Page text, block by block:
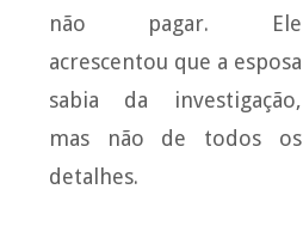
não pagar. Ele
acrescentou que a esposa
sabia da investigação,
mas não de todos os
detalhes.